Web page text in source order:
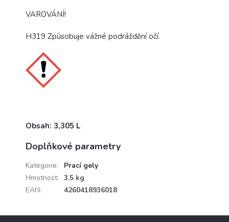
VAROVÁNÍ!
H319 Způsobuje vážné podráždění očí.
Obsah: 3,305 L
Doplňkové parametry
Kategorie:
Prací gely
Hmotnost: 3.5 kg
EAN: 4260418936018